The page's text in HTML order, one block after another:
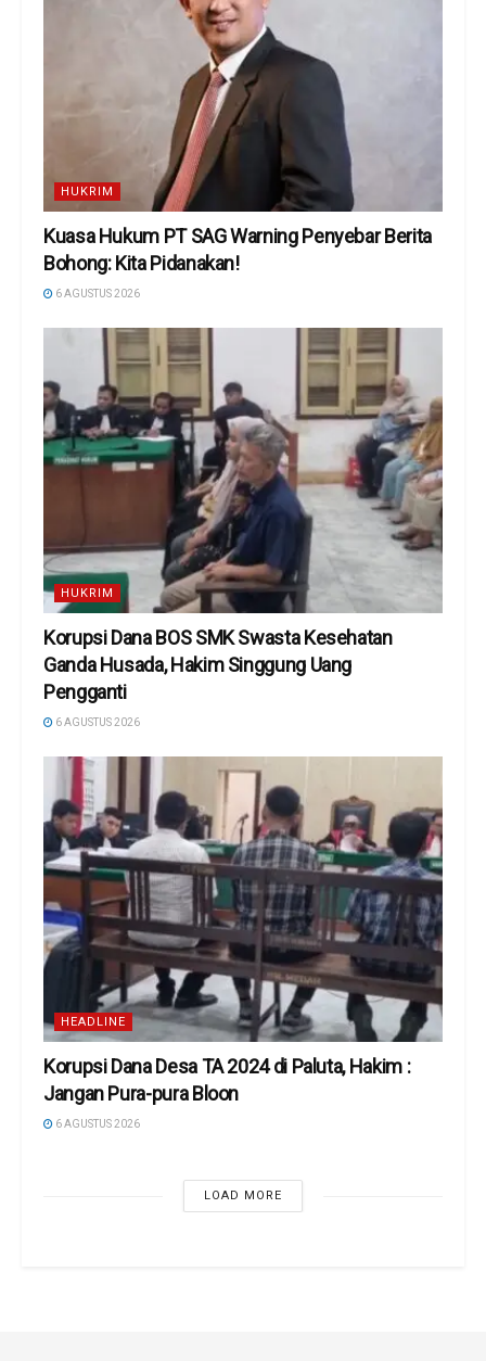
HUKRIM
Kuasa Hukum PT SAG Warning Penyebar Berita
Bohong: Kita Pidanakan!
6 AGUSTUS 2026
HUKRIM
Korupsi Dana BOS SMK Swasta Kesehatan
Ganda Husada, Hakim Singgung Uang
Pengganti
6 AGUSTUS 2026
HEADLINE
Korupsi Dana Desa TA 2024 di Paluta, Hakim :
Jangan Pura-pura Bloon
6 AGUSTUS 2026
LOAD MORE